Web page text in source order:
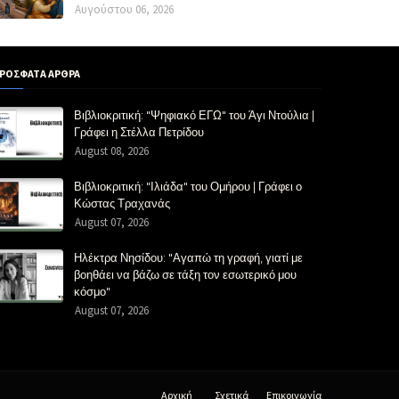
Αυγούστου 06, 2026
ΑΡΘΡΑ
Βιβλιοκριτική: "Ψηφιακό ΕΓΩ" του Άγι Ντούλια |
Γράφει η Στέλλα Πετρίδου
August 08, 2026
Βιβλιοκριτική: "Ιλιάδα" του Ομήρου | Γράφει ο
Κώστας Τραχανάς
August 07, 2026
Ηλέκτρα Νησίδου: "Αγαπώ τη γραφή, γιατί με
βοηθάει να βάζω σε τάξη τον εσωτερικό μου
κόσμο"
August 07, 2026
Αρχική Σχετικά Επικοινωνία